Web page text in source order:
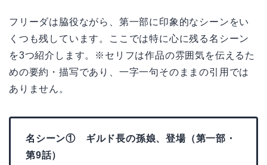
フリーダは脇役ながら、第一部に印象的なシーンをい
くつも残しています。ここでは特に心に残る名シーン
を3つ紹介します。※セリフは作品の雰囲気を伝えるた
めの要約・描写であり、一字一句そのままの引用では
ありません。
名シーン① ギルド長の孫娘、登場（第一部・
第9話）